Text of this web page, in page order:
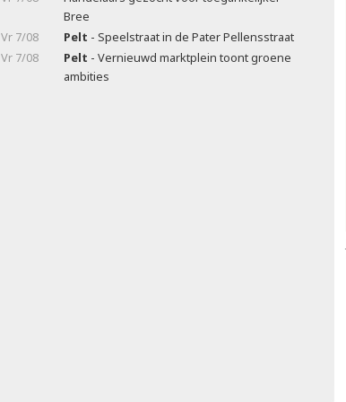
Bree
Vr 7/08
Pelt - Speelstraat in de Pater Pellensstraat
Vr 7/08
Pelt - Vernieuwd marktplein toont groene
ambities